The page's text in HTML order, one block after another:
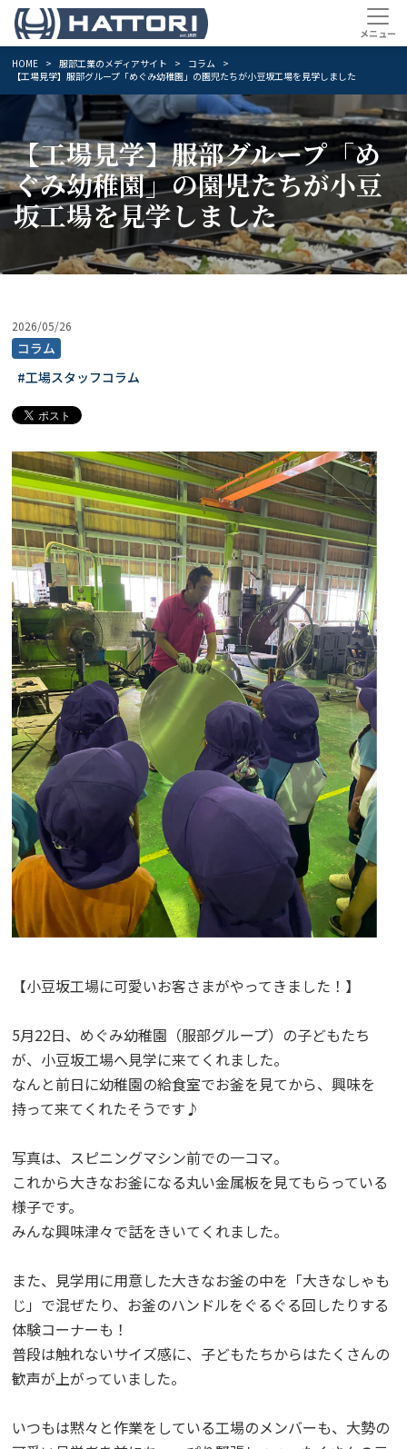
HOME 服部工業のメディアサイト
コラム
【工場見学】服部グループ「めぐみ幼稚園」の園児たちが小豆坂工場を見学しました
【工場見学】服部グループ「め
ぐみ幼稚園」の園児たちが小豆
坂工場を見学しました
2026/05/26
コラム
#工場スタッフコラム
【小豆坂工場に可愛いお客さまがやってきました！】
5月22日、めぐみ幼稚園（服部グループ）の子どもたち
が、小豆坂工場へ見学に来てくれました。
なんと前日に幼稚園の給食室でお釜を見てから、興味を
持って来てくれたそうです♪
写真は、スピニングマシン前での一コマ。
これから大きなお釜になる丸い金属板を見てもらっている
様子です。
みんな興味津々で話をきいてくれました。
また、見学用に用意した大きなお釜の中を「大きなしゃも
じ」で混ぜたり、お釜のハンドルをぐるぐる回したりする
体験コーナーも！
普段は触れないサイズ感に、子どもたちからはたくさんの
歓声が上がっていました。
いつもは黙々と作業をしている工場のメンバーも、大勢の